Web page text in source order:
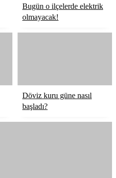
Bugün o ilçelerde elektrik
olmayacak!
Döviz kuru güne nasıl
başladı?